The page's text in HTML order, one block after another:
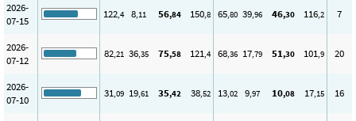
2026-
07-15
122,4 8,11 56,84 150,8 65,80 39,96 46,30 116,2 7
2026-
07-12
82,21 36,35 75,58 121,4 68,36 17,79 51,30 101,9 20
2026-
07-10
31,09 19,61 35,42 38,52 13,02 9,97 10,08 17,15 16